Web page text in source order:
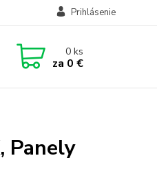
Prihlásenie
0ks
za 0 €
Panely